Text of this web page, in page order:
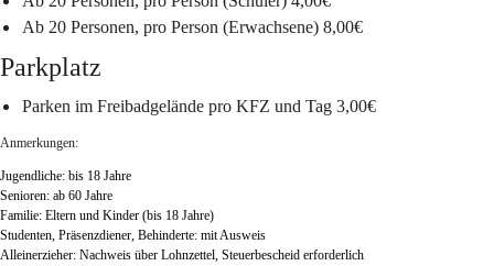
Ab 20 Personen, pro Person (Erwachsene) 8,00€
Parkplatz
Parken im Freibadgelände pro KFZ und Tag 3,00€
Anmerkungen:
Jugendliche: bis 18 Jahre
Senioren: ab 60 Jahre
Familie: Eltern und Kinder (bis 18 Jahre)
Studenten, Präsenzdiener, Behinderte: mit Ausweis
Alleinerzieher: Nachweis über Lohnzettel, Steuerbescheid erforderlich